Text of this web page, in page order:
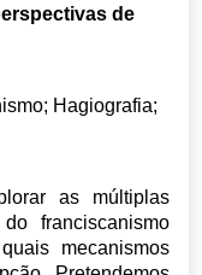
de
Hagiografia;
as múltiplas
franciscanismo
mecanismos